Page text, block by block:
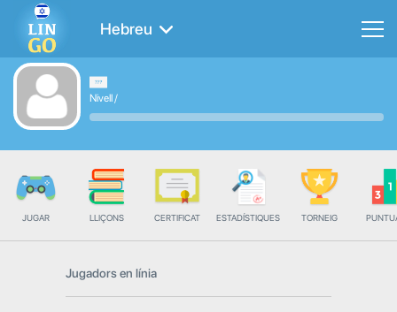
Hebreu
Nivell/
JUGAR LLIÇONS CERTIFICAT ESTADÍSTIQUES TORNEIG
Jugadors en línia